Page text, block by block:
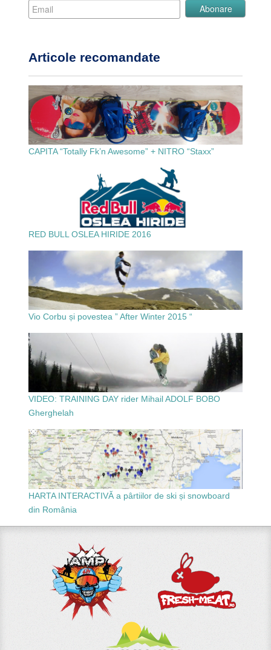
Articole recomandate
CAPITA “Totally Fk’n Awesome” + NITRO “Staxx”
RED BULL OSLEA HIRIDE 2016
Vio Corbu și povestea ” After Winter 2015 “
VIDEO: TRAINING DAY rider Mihail ADOLF BOBO
Gherghelah
HARTA INTERACTIVĂ a pârtiilor de ski și snowboard
din România